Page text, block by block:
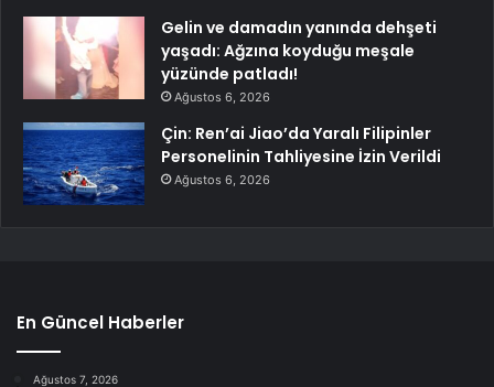
Gelin ve damadın yanında dehşeti
yaşadı: Ağzına koyduğu meşale
yüzünde patladı!
Ağustos 6, 2026
Çin: Ren’ai Jiao’da Yaralı Filipinler
Personelinin Tahliyesine İzin Verildi
Ağustos 6, 2026
En Güncel Haberler
Ağustos 7, 2026